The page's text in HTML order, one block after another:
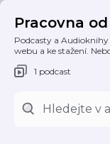
Pracovna od
Podcasty a
webu a ke stažení.
1 podcast